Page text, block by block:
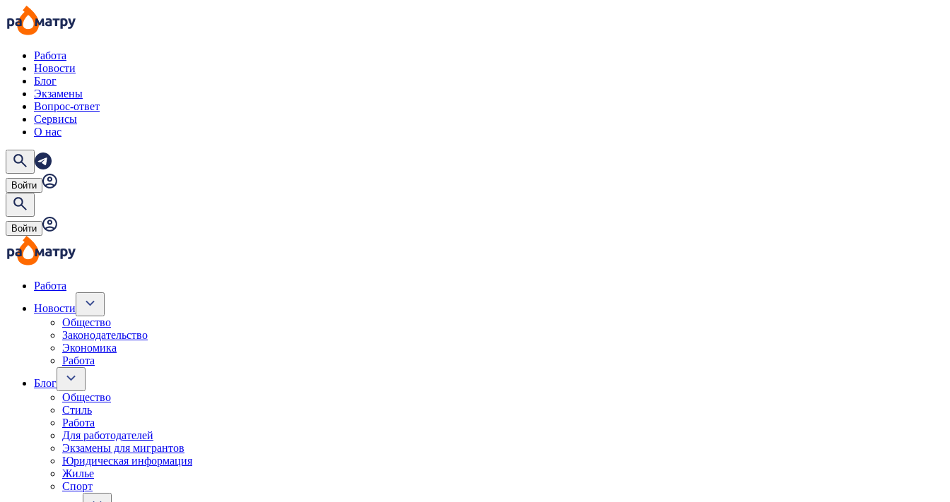
Работа
Новости
Блог
Экзамены
Вопрос-ответ
Сервисы
О нас
Войти
Войти
Работа
Новости
Общество
Законодательство
Экономика
Работа
Блог
Общество
Стиль
Работа
Для работодателей
Экзамены для мигрантов
Юридическая информация
Жилье
Спорт